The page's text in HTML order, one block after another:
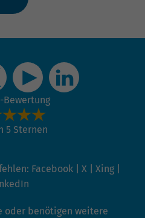
Bewertung
5 Sternen
Facebook X Xing
oder benötigen weitere